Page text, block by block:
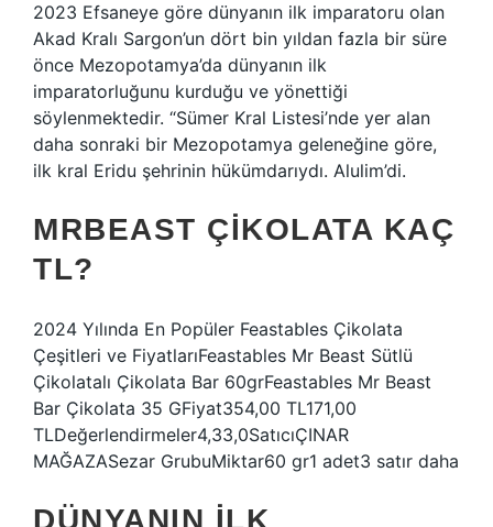
2023 Efsaneye göre dünyanın ilk imparatoru olan
Akad Kralı Sargon’un dört bin yıldan fazla bir süre
önce Mezopotamya’da dünyanın ilk
imparatorluğunu kurduğu ve yönettiği
söylenmektedir. “Sümer Kral Listesi’nde yer alan
daha sonraki bir Mezopotamya geleneğine göre,
ilk kral Eridu şehrinin hükümdarıydı. Alulim’di.
MRBEAST ÇIKOLATA KAÇ
TL?
2024 Yılında En Popüler Feastables Çikolata
Çeşitleri ve FiyatlarıFeastables Mr Beast Sütlü
Çikolatalı Çikolata Bar 60grFeastables Mr Beast
Bar Çikolata 35 GFiyat354,00 TL171,00
TLDeğerlendirmeler4,33,0SatıcıÇINAR
MAĞAZASezar GrubuMiktar60 gr1 adet3 satır daha
DÜNYANIN ILK